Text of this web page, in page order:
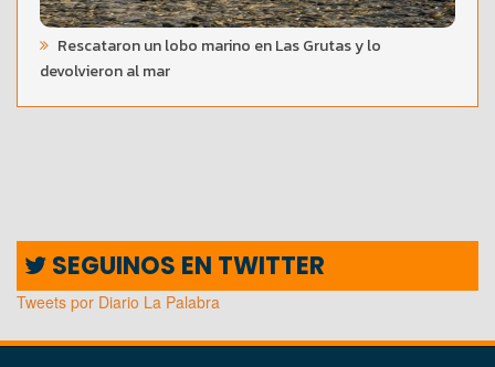
Rescataron un lobo marino en Las Grutas y lo
devolvieron al mar
SEGUINOS EN TWITTER
Tweets por Diario La Palabra